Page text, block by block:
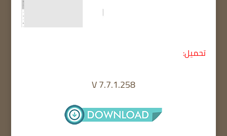
تحميل:
V 7.7.1.258